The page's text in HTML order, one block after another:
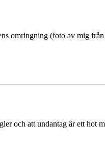
omringning (foto av mig
och att undantag är ett hot